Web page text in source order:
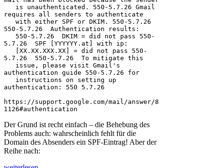
requires all senders to authenticate
550-5.7.26  Authentication results:
5.7.26  SPF [YYYYYY.at] with ip:
5.7.26  550-5.7.26  To mitigate this
authentication guide 550-5.7.26 for
authentication: 550 5.7.26
https://support.google.com/mail/answer/8
1126#authentication
Der Grund ist recht einfach – die Behebung des
Problems auch: wahrscheinlich fehlt für die
Domain des Absenders ein SPF-Eintrag! Aber der
Reihe nach: